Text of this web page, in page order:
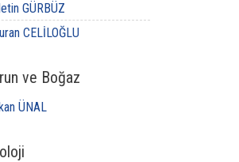
GÜRBÜZ
CELİLOĞLU
ve Boğaz
ÜNAL